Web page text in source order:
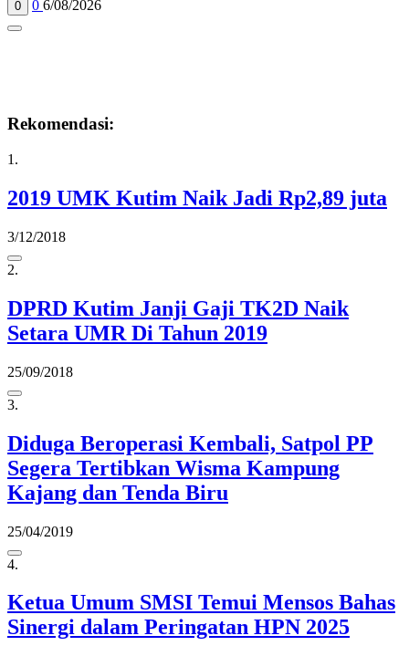
0 0 6/08/2026
Rekomendasi:
1.
2019 UMK Kutim Naik Jadi Rp2,89 juta
3/12/2018
2.
DPRD Kutim Janji Gaji TK2D Naik
Setara UMR Di Tahun 2019
25/09/2018
3.
Diduga Beroperasi Kembali, Satpol PP
Segera Tertibkan Wisma Kampung
Kajang dan Tenda Biru
25/04/2019
4.
Ketua Umum SMSI Temui Mensos Bahas
Sinergi dalam Peringatan HPN 2025